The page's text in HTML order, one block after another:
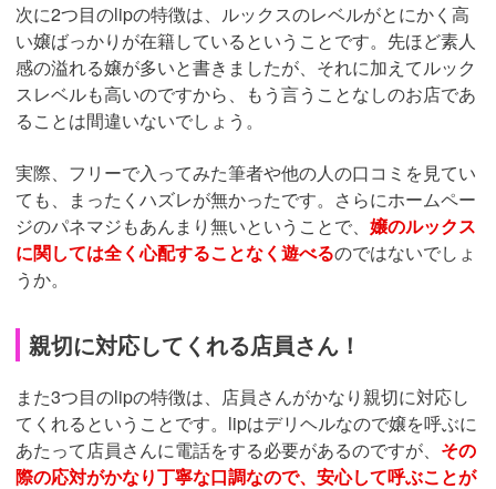
次に2つ目のlipの特徴は、ルックスのレベルがとにかく高
い嬢ばっかりが在籍しているということです。先ほど素人
感の溢れる嬢が多いと書きましたが、それに加えてルック
スレベルも高いのですから、もう言うことなしのお店であ
ることは間違いないでしょう。
実際、フリーで入ってみた筆者や他の人の口コミを見てい
ても、まったくハズレが無かったです。さらにホームペー
ジのパネマジもあんまり無いということで、 嬢のルックス
に関しては全く心配することなく遊べるのではないでしょ
うか。
親切に対応してくれる店員さん！
また3つ目のlipの特徴は、店員さんがかなり親切に対応し
てくれるということです。lipはデリヘルなので嬢を呼ぶに
あたって店員さんに電話をする必要があるのですが、 その
際の応対がかなり丁寧な口調なので、安心して呼ぶことが